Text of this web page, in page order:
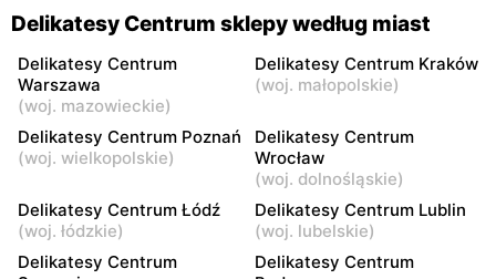
Delikatesy Centrum
Warszawa, ul. Kłobucka 8b
Delikatesy Centrum
Warszawa, ul. Béli Bartóka
8
Delikatesy Centrum
Warszawa, ul. Dzieci
Warszawy 40a
Warszawa, ul. Starodęby 8
Raszyn, ul. Pruszkowska 52
Delikatesy Centrum
Warszawa, ul. Skarbka z
Gór 57
Delikatesy Centrum sklepy według miast
Delikatesy Centrum
Warszawa
(woj. mazowieckie)
Delikatesy Centrum Kraków
(woj. małopolskie)
Delikatesy Centrum Poznań
(woj. wielkopolskie)
Delikatesy Centrum
Wrocław
(woj. dolnośląskie)
Delikatesy Centrum Łódź
(woj. łódzkie)
Delikatesy Centrum Lublin
(woj. lubelskie)
Delikatesy Centrum
Delikatesy Centrum